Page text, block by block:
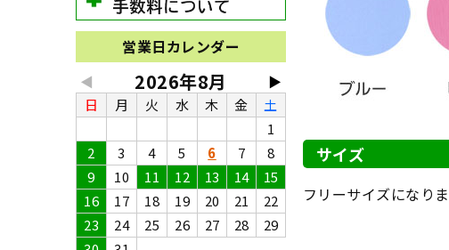
営業日カレンダー
◀ ▶
2026年8月
日 月 火 水 木 金
土
1
2
3 4 5 6 7
8
9
10 11 12 13 14
15
16
17 18 19 20 21
22
23
24 25 26 27 28
29
サイズ
フリーサイズになり